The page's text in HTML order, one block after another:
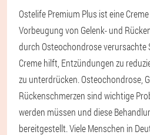
Ostelife Premium Plus ist eine
Vorbeugung von Gelenk- und
durch Osteochondrose verursachte
Creme hilft, Entzündungen zu
zu unterdrücken. Osteochondrose,
Rückenschmerzen sind wichtige
werden müssen und diese
bereitgestellt. Viele Menschen in